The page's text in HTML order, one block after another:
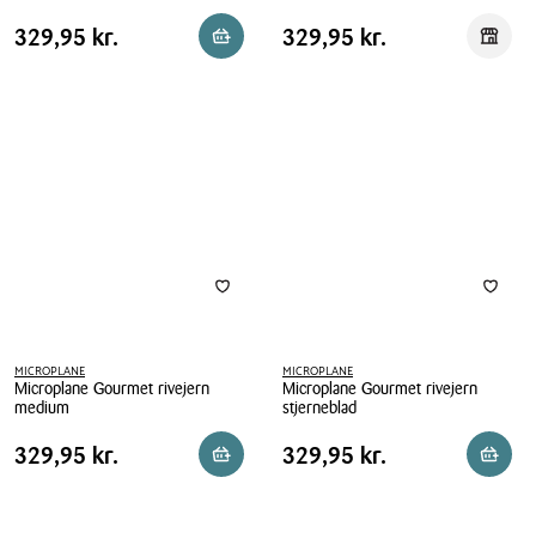
Microplane
Gourmet
Pris
Pris 329,95 kr.
329,95 kr. Reservér i butik
Gourmet
rivejern
Pris
Pris 329,95 kr.
329,95 kr.
MICROPLANE
Microplane Gourmet rivejern
medium
Microplane
Gourmet
Pris
Pris 329,95 kr.
329,95 kr. Reservér i butik
MICROPLANE
Microplane Gourmet rivejern
stjerneblad
Microplane
Gourmet
Pris
Pris 329,95 kr.
329,95 kr.